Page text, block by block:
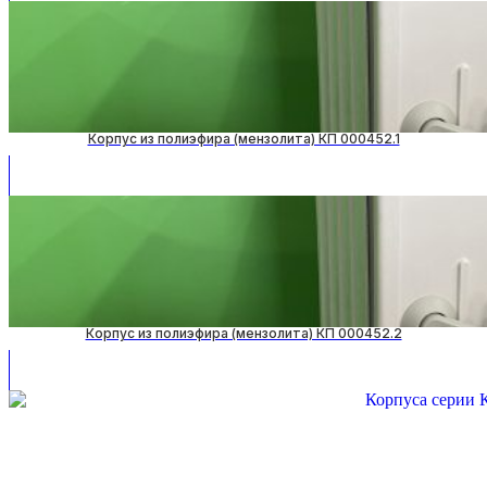
Корпус из полиэфира (мензолита) КП 000452.1
Корпус из полиэфира (мензолита) КП 000452.2